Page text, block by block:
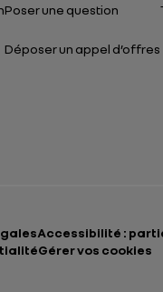
Poser une question
Déposer un appel d’offres
Accessibilité :
Gérer vos cookies